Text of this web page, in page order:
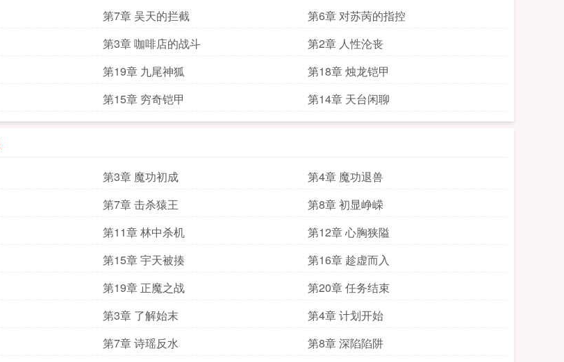
第7章 吴天的拦截
第6章 对苏苪的指控
第3章 咖啡店的战斗
第2章 人性沦丧
第19章 九尾神狐
第18章 烛龙铠甲
第15章 穷奇铠甲 第14章 天台闲聊
第3章 魔功初成
第4章 魔功退兽
第7章 击杀猿王
第8章 初显峥嵘
第11章 林中杀机
第12章 心胸狭隘
第15章 宇天被揍
第16章 趁虚而入
第19章 正魔之战
第20章 任务结束
第3章 了解始末
第4章 计划开始
第7章 诗瑶反水
第8章 深陷陷阱